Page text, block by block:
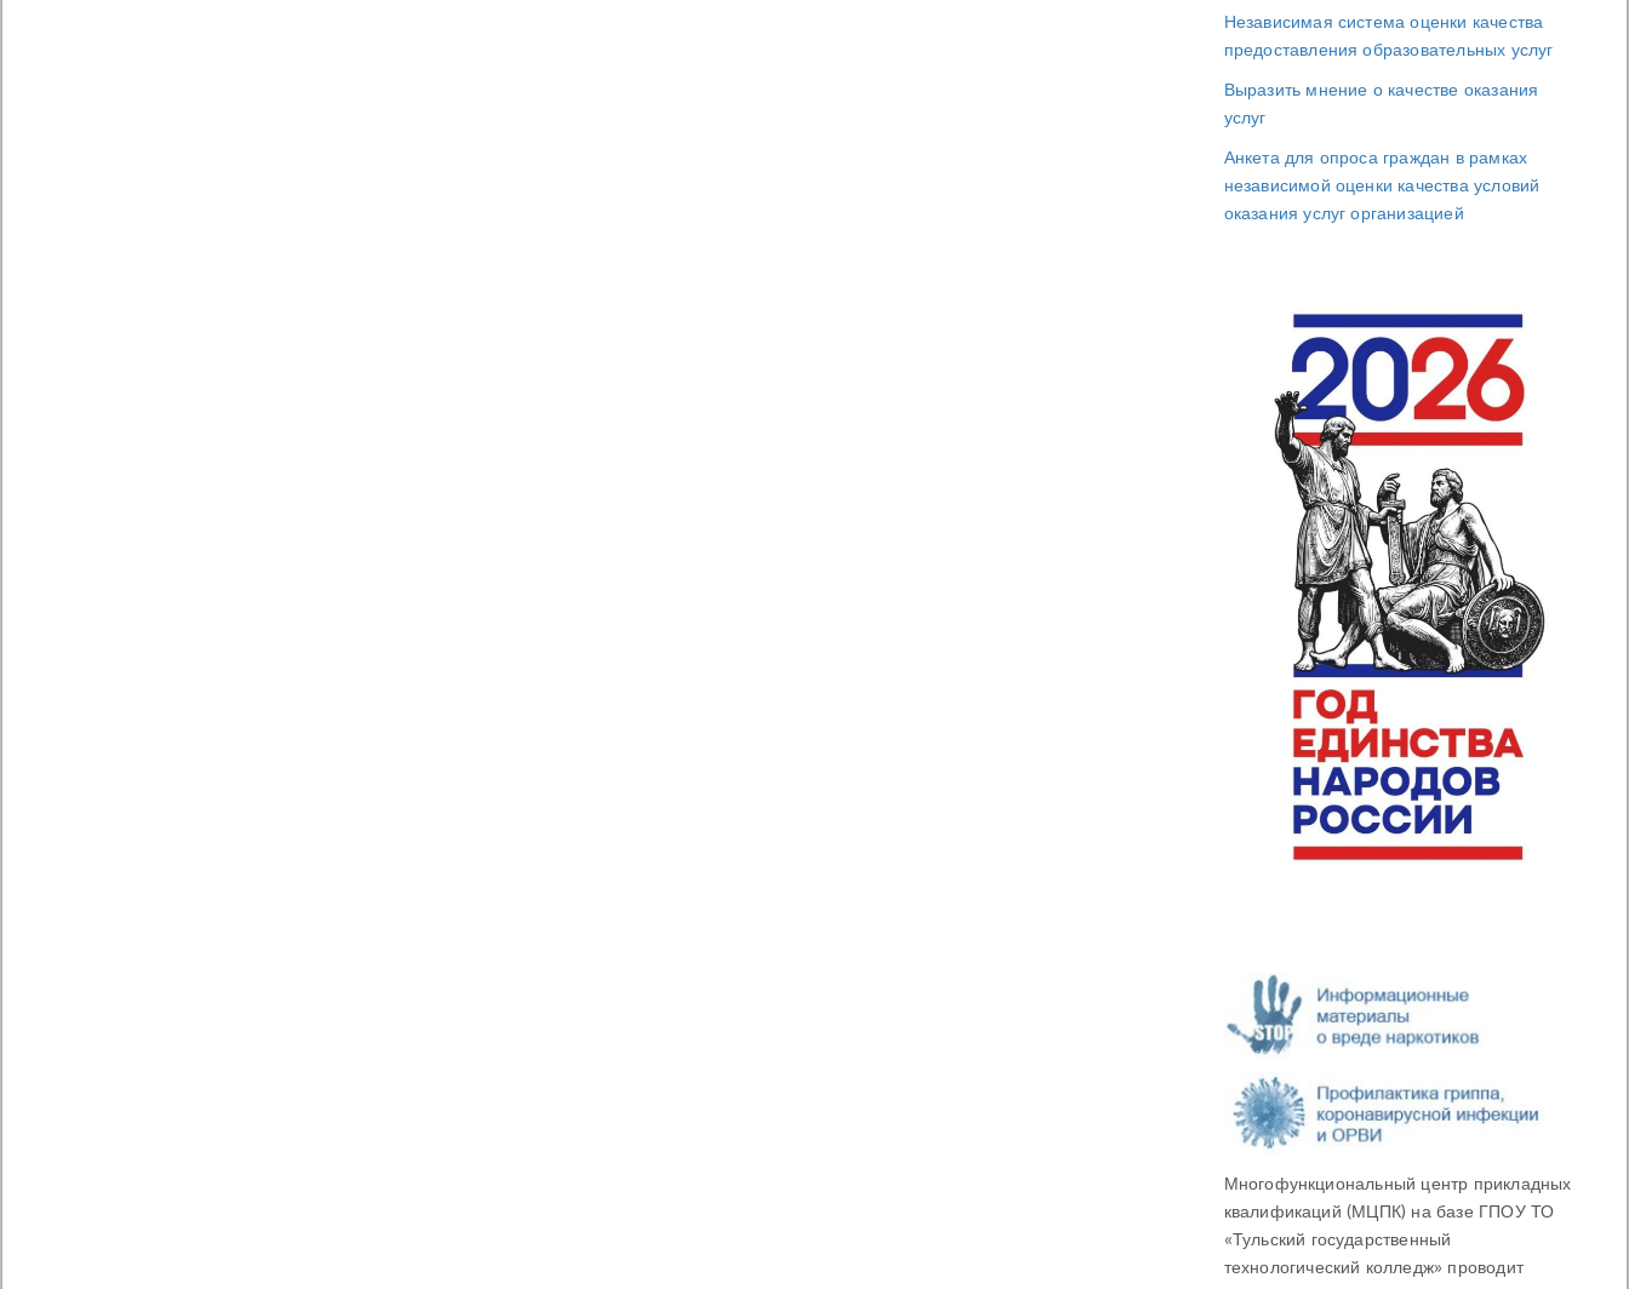
Независимая система оценки качества
предоставления образовательных услуг
Выразить мнение о качестве оказания
услуг
Анкета для опроса граждан в рамках
независимой оценки качества условий
оказания услуг организацией
Многофункциональный центр прикладных
квалификаций (МЦПК) на базе ГПОУ ТО
«Тульский государственный
технологический колледж» проводит